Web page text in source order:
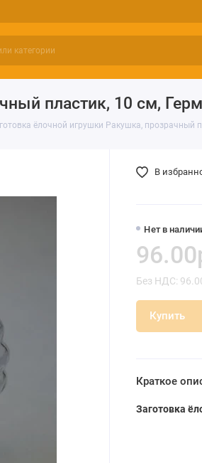
пластик, 10 см,
ёлочной игрушки Ракушка, прозрачный
Нет в
Без НДС:
Купить
В
Краткое
Заготовка